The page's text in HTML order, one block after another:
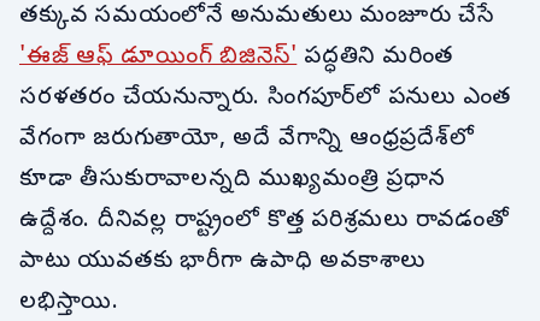
తక్కువ సమయంలోనే అనుమతులు మంజూరు చేసే
'ఈజ్ ఆఫ్ డూయింగ్ బిజినెస్'పద్ధతిని మరింత
సరళతరం చేయనున్నారు. సింగపూర్‌లో పనులు ఎంత
వేగంగా జరుగుతాయో, అదే వేగాన్ని ఆంధ్రప్రదేశ్‌లో
కూడా తీసుకురావాలన్నది ముఖ్యమంత్రి ప్రధాన
ఉద్దేశం. దీనివల్ల రాష్ట్రంలో కొత్త పరిశ్రమలు రావడంతో
పాటు యువతకు భారీగా ఉపాధి అవకాశాలు
లభిస్తాయి.